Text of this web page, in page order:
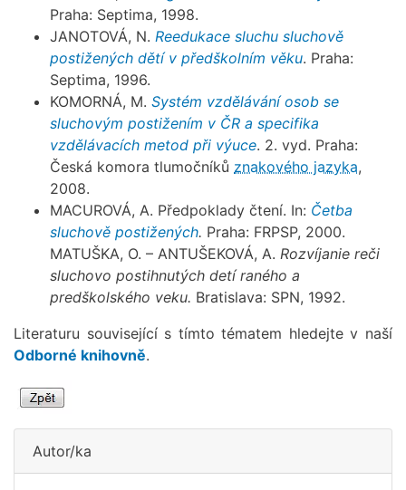
Praha: Septima, 1998.
JANOTOVÁ, N. Reedukace sluchu sluchově
postižených dětí v předškolním věku. Praha:
Septima, 1996.
KOMORNÁ, M. Systém vzdělávání osob se
sluchovým postižením v ČR a specifika
vzdělávacích metod při výuce. 2. vyd. Praha:
Česká komora tlumočníků znakového jazyka,
2008.
MACUROVÁ, A. Předpoklady čtení. In: Četba
sluchově postižených. Praha: FRPSP, 2000.
MATUŠKA, O. – ANTUŠEKOVÁ, A. Rozvíjanie reči
sluchovo postihnutých detí raného a
predškolského veku. Bratislava: SPN, 1992.
Literaturu související s tímto tématem hledejte v naší
Odborné knihovně.
Autor/ka